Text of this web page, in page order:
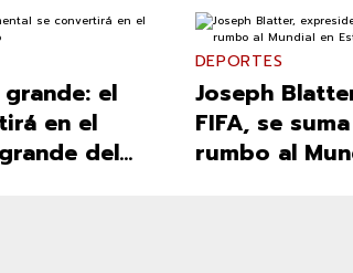
el
en el
del
DEPORTES
Joseph
FIFA, se
rumbo al